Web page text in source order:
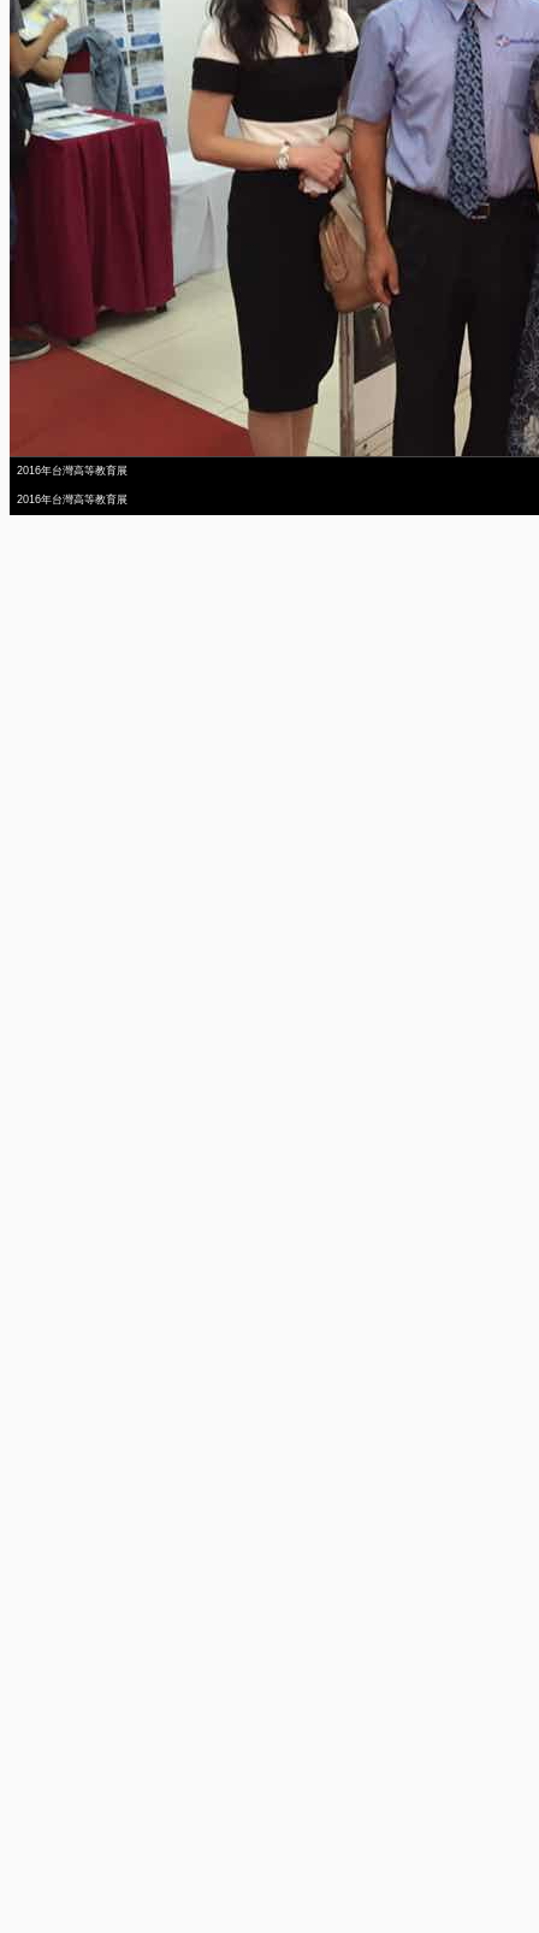
2016年台灣高等教育展
2016年台灣高等教育展